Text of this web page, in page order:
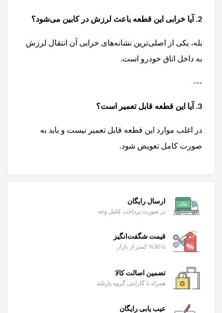
2. آیا خرابی این قطعه باعث لرزش در کابین می‌شود؟
بله، یکی از اصلی‌ترین نشانه‌های خرابی آن انتقال لرزش
به داخل اتاق خودرو است.
---
3. آیا این قطعه قابل تعمیر است؟
در اغلب موارد این قطعه قابل تعمیر نیست و باید به
صورت کامل تعویض شود.
ارسال رایگان
در صورت پرداخت کامل وجه
قیمت شگفت‌انگیز
تا 30% کمتر از بازار
تضمین اصالت کالا
همراه با گارانتی گروه پارتلند
عیب یابی رایگان